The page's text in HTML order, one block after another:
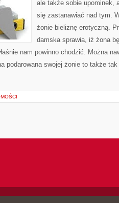
ale także sobie upominek,
się zastanawiać nad tym.
żonie bieliznę erotyczną.
damska sprawia, iż żona
nam powinno chodzić. Można
podarowana swojej żonie to także